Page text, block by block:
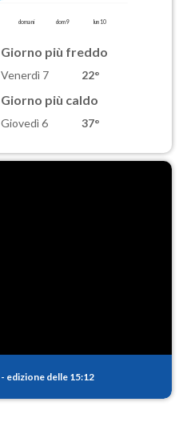
domani dom 9 lun 10
Giorno più freddo
Venerdì 7 22°
Giorno più caldo
Giovedì 6 37°
- edizione delle 15:12